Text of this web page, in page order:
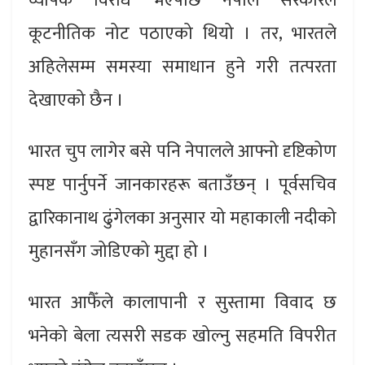
कूटनीतिक नोट पठाएको थियो । तर, भारतले
अहिलेसम्म समस्या समाधान हुने गरी तत्परता
देखाएको छैन ।
भारत चुप लागेर बसे पनि नेपालले आफ्नो दृष्टिकोण
स्पष्ट पार्नुपर्ने जानकारहरू बताउँछन् । पूर्वसचिव
द्वारिकानाथ ढुंगेलका अनुसार यो महाकाली नदीको
मुहानसँग जोडिएको मुद्दा हो ।
भारत आफैँले कालापानी र सुस्तामा विवाद छ
भनेको बेला त्यसरी सडक खोल्नु सहमति विपरीत